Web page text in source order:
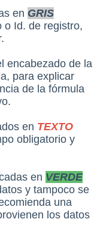
en GRIS
o Id. de registro,
encabezado de la
para explicar
de la fórmula
en TEXTO
obligatorio y
en VERDE
y tampoco se
una
los datos